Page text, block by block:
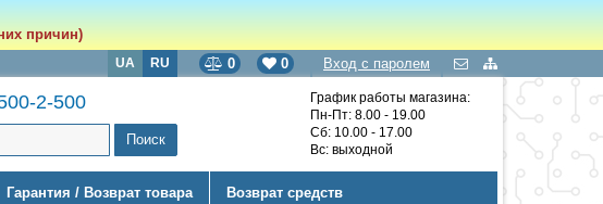
причин)
Вход с паролем
0
0
UA RU
2-500
График работы магазина:
Пн-Пт: 8.00 - 19.00
Сб: 10.00 - 17.00
Вс: выходной
Гарантия / Возврат товара Возврат средств